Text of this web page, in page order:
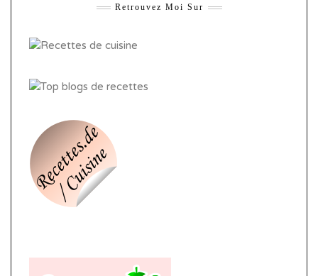
Retrouvez Moi Sur